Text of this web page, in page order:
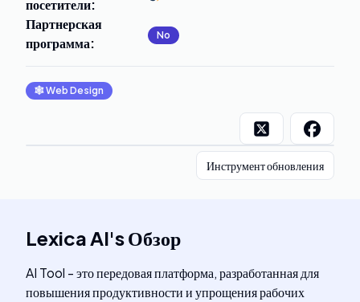
посетители:
Партнерская
программа: No
🕸Web Design
Инструмент обновления
Lexica AI'sОбзор
AI Tool - это передовая платформа, разработанная для
повышения продуктивности и упрощения рабочих